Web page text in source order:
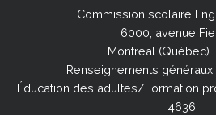
Commission scolaire
6000, avenue
Montréal (Québec)
Renseignements généraux
Éducation des adultes/Formation
4636